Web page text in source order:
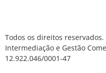
Todos os direitos
Intermediação e Gestão
12.922.046/0001-47